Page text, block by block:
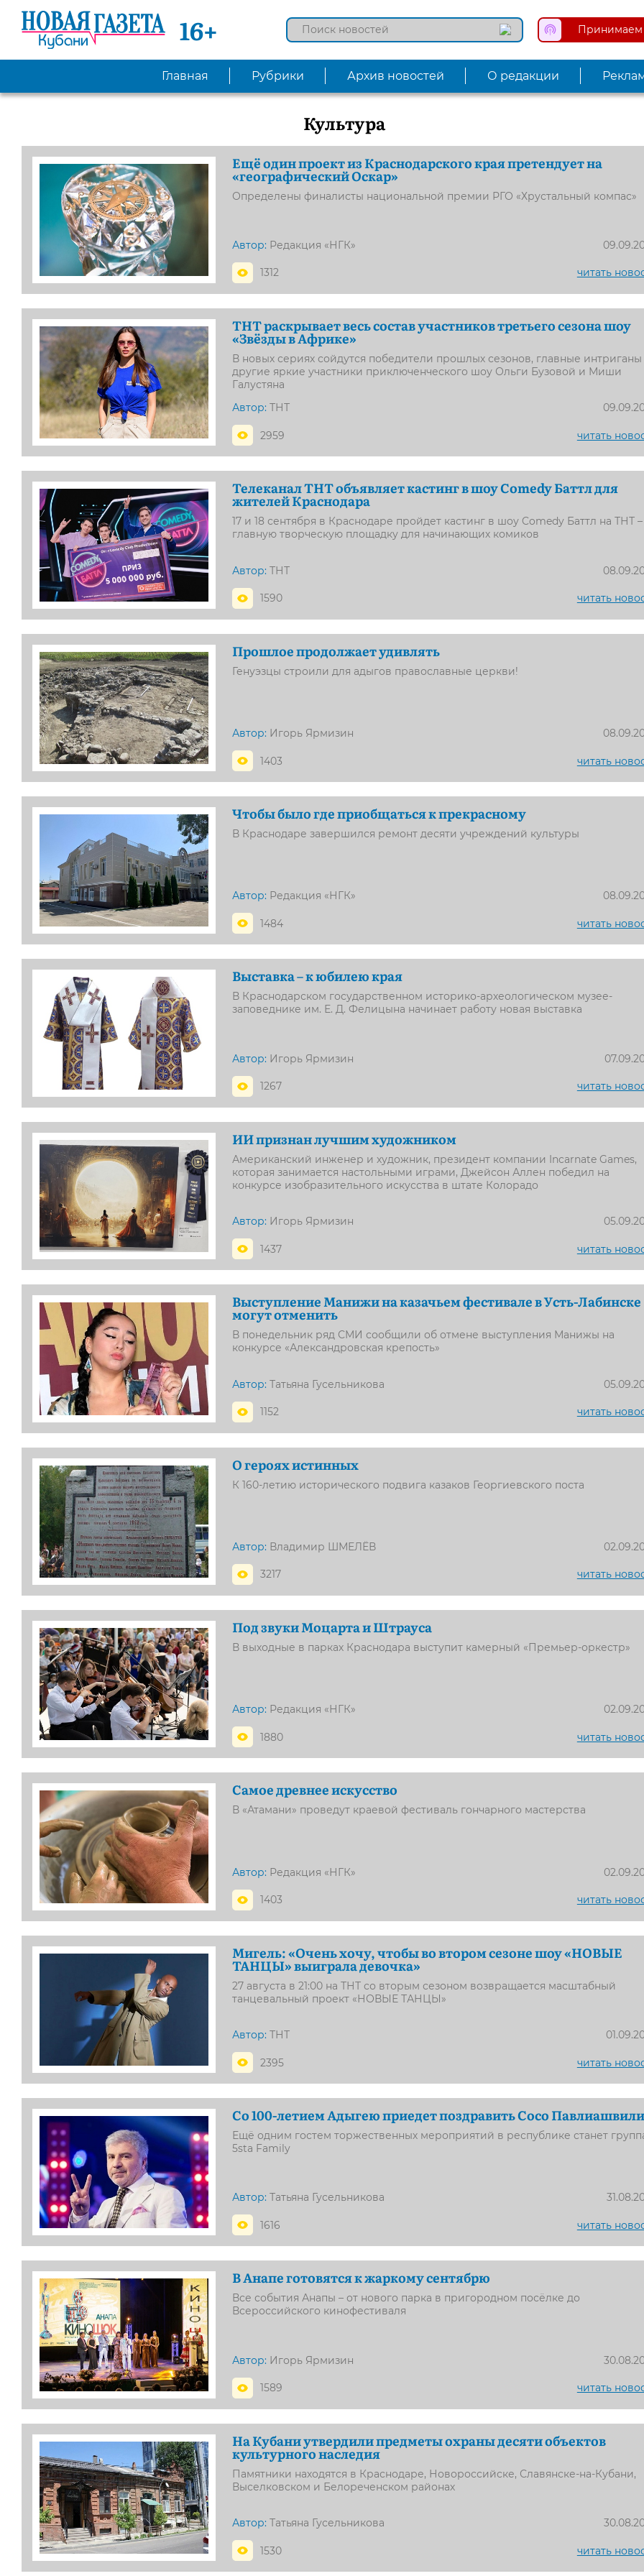
16+ Принимаем
Главная Рубрики Архив новостей О редакции
Культура
Ещё один проект из Краснодарского края претендует на
«географический Оскар»
Определены финалисты национальной премии РГО «Хрустальный компас»
Автор: Редакция «НГК»
1312 читать
ТНТ раскрывает весь состав участников третьего сезона шоу
«Звёзды в Африке»
В новых сериях сойдутся победители прошлых сезонов, главные интриганы
другие яркие участники приключенческого шоу Ольги Бузовой и Миши
Галустяна
Автор: ТНТ
2959 читать
Телеканал ТНТ объявляет кастинг в шоу Comedy Баттл для
жителей Краснодара
17 и 18 сентября в Краснодаре пройдет кастинг в шоу Comedy Баттл на ТНТ –
главную творческую площадку для начинающих комиков
Автор: ТНТ
1590 читать
Прошлое продолжает удивлять
Генуэзцы строили для адыгов православные церкви!
Автор: Игорь Ярмизин
1403 читать
Чтобы было где приобщаться к прекрасному
В Краснодаре завершился ремонт десяти учреждений культуры
Автор: Редакция «НГК»
1484 читать
Выставка – к юбилею края
В Краснодарском государственном историко-археологическом музее-
заповеднике им. Е. Д. Фелицына начинает работу новая выставка
Автор: Игорь Ярмизин
1267 читать
ИИ признан лучшим художником
Американский инженер и художник, президент компании Incarnate Games,
которая занимается настольными играми, Джейсон Аллен победил на
конкурсе изобразительного искусства в штате Колорадо
Автор: Игорь Ярмизин
1437 читать
Выступление Манижи на казачьем фестивале в Усть-Лабинске
могут отменить
В понедельник ряд СМИ сообщили об отмене выступления Манижы на
конкурсе «Александровская крепость»
Автор: Татьяна Гусельникова
1152 читать
О героях истинных
К 160-летию исторического подвига казаков Георгиевского поста
Автор: Владимир ШМЕЛЁВ
3217 читать
Под звуки Моцарта и Штрауса
В выходные в парках Краснодара выступит камерный «Премьер-оркестр»
Автор: Редакция «НГК»
1880 читать
Самое древнее искусство
В «Атамани» проведут краевой фестиваль гончарного мастерства
Автор: Редакция «НГК»
1403 читать
Мигель: «Очень хочу, чтобы во втором сезоне шоу «НОВЫЕ
ТАНЦЫ» выиграла девочка»
27 августа в 21:00 на ТНТ со вторым сезоном возвращается масштабный
танцевальный проект «НОВЫЕ ТАНЦЫ»
Автор: ТНТ
2395 читать
Со 100-летием Адыгею приедет поздравить Сосо Павлиашвили
Ещё одним гостем торжественных мероприятий в республике станет
5sta Family
Автор: Татьяна Гусельникова
1616 читать
В Анапе готовятся к жаркому сентябрю
Все события Анапы – от нового парка в пригородном посёлке до
Всероссийского кинофестиваля
Автор: Игорь Ярмизин
1589 читать
На Кубани утвердили предметы охраны десяти объектов
культурного наследия
Памятники находятся в Краснодаре, Новороссийске, Славянске-на-Кубани,
Выселковском и Белореченском районах
Автор: Татьяна Гусельникова
1530 читать